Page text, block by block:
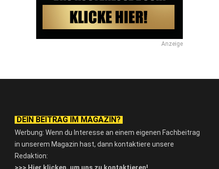
Anzeige
DEIN BEITRAG IM MAGAZIN?
Werbung: Wenn du Interesse an einem eigenen Fachbeitrag
in unserem Magazin hast, dann kontaktiere unsere
Redaktion:
>>> Hier klicken, um uns zu kontaktieren!